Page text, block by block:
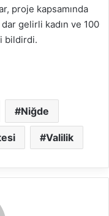
proje kapsamında
gelirli kadın ve 100
bildirdi.
Niğde
Valilik